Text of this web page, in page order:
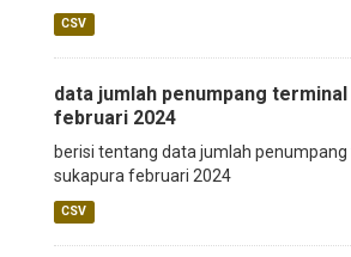
CSV
data jumlah penumpang
februari 2024
berisi tentang data jumlah penumpang
sukapura februari 2024
CSV